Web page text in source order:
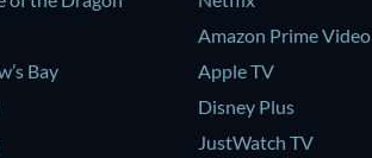
Bay
Amazon Prime Video
Apple TV
Disney Plus
JustWatch TV